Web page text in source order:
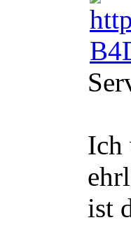
Ich
ist